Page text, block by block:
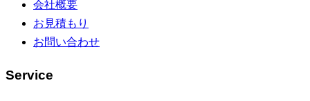
会社概要
お見積もり
お問い合わせ
Service